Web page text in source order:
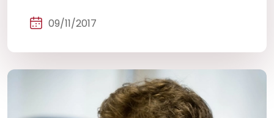
09/11/2017